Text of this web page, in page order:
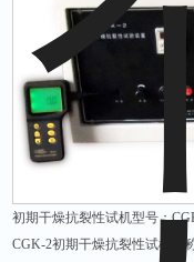
初期干燥抗裂性试机型号：
CGK-2初期干燥抗裂性试机又